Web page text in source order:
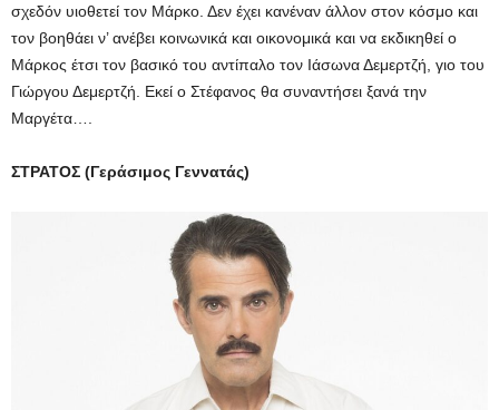
σχεδόν υιοθετεί τον Μάρκο. Δεν έχει κανέναν άλλον στον κόσμο και
τον βοηθάει ν’ ανέβει κοινωνικά και οικονομικά και να εκδικηθεί ο
Μάρκος έτσι τον βασικό του αντίπαλο τον Ιάσωνα Δεμερτζή, γιο του
Γιώργου Δεμερτζή. Εκεί ο Στέφανος θα συναντήσει ξανά την
Μαργέτα….
ΣΤΡΑΤΟΣ (Γεράσιμος Γεννατάς)